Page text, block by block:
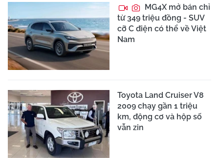
MG4X mở bán chỉ
từ 349 triệu đồng - SUV
cỡ C điện có thể về Việt
Nam
Toyota Land Cruiser V8
2009 chạy gần 1 triệu
km, động cơ và hộp số
vẫn zin